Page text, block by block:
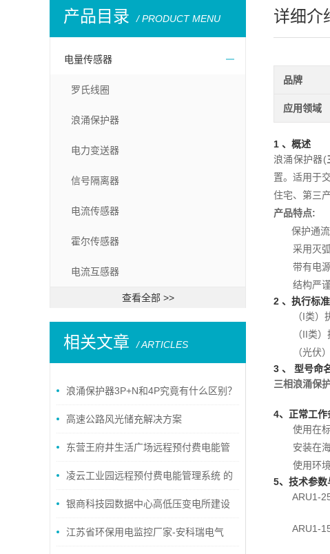
产品目录 / PRODUCT MENU
电量传感器
罗氏线圈
浪涌保护器
电力变送器
信号隔离器
电流传感器
霍尔传感器
电流互感器
查看全部 >>
相关文章 / ARTICLES
浪涌保护器3P+N和4P究竟有什么区别？
高速公路风光储充解决方案
东营王府井生活广场远程预付费电能管
理系统的研究与应用
凌云工业园远程预付费电能管理系统 的
设计与应用
银商科技园数据中心高低压变电所建设
项目电气火灾监控系统设计与应用
江苏省环保用电监控厂家-安科瑞电气
详细介
品牌
应用领域
1 、概述
浪涌保护器(
置。适用于
住宅、第三
产品特点:
保护通流
采用灭弧
带有电源
结构严谨
2 、执行标准
（I类）执
（II类）执
（光伏）
3 、 型号命
三相浪涌保
4、正常工作
使用在标
安装在海
使用环境
5、技术参数
ARU1-25
ARU1-15